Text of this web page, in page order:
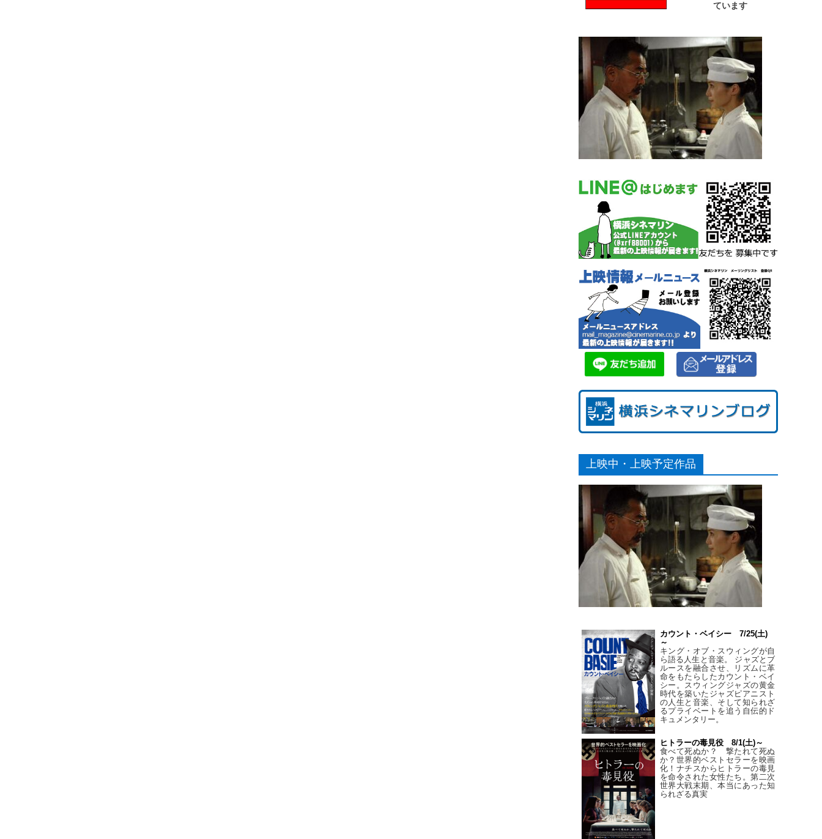
ています
上映中・上映予定作品
カウント・ベイシー 7/25(土)
～
キング・オブ・スウィングが自
ら語る人生と音楽。 ジャズとブ
ルースを融合させ、リズムに革
命をもたらしたカウント・ベイ
シー。スウィングジャズの黄金
時代を築いたジャズピアニスト
の人生と音楽、そして知られざ
るプライベートを追う自伝的ド
キュメンタリー。
ヒトラーの毒見役 8/1(土)～
食べて死ぬか？ 撃たれて死ぬ
か？世界的ベストセラーを映画
化！ナチスからヒトラーの毒見
を命令された女性たち。第二次
世界大戦末期、本当にあった知
られざる真実